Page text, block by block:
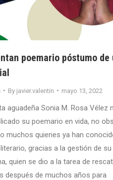
poemario póstumo de
By javier.valentin mayo 13, 2022
aguadeña Sonia M. Rosa Vélez
su poemario en vida, no
muchos quienes ya han
gracias a la gestión de su
quien se dio a la tarea de
después de muchos años para